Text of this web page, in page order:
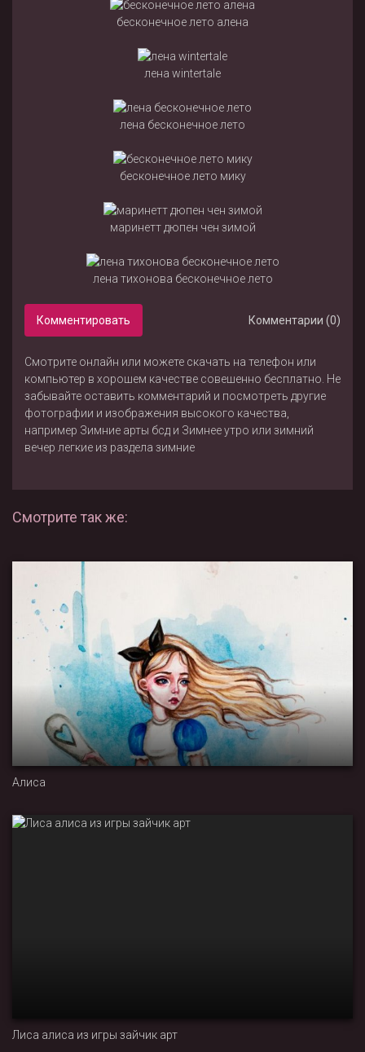
бесконечное лето алена
лена wintertale
лена бесконечное лето
бесконечное лето мику
маринетт дюпен чен зимой
лена тихонова бесконечное лето
Комментировать Комментарии (0)
Смотрите онлайн или можете скачать на телефон или
компьютер в хорошем качестве совешенно бесплатно. Не
забывайте оставить комментарий и посмотреть другие
фотографии и изображения высокого качества,
например Зимние арты бсд и Зимнее утро или зимний
вечер легкие из раздела зимние
Смотрите так же:
Алиса
Лиса алиса из игры зайчик арт